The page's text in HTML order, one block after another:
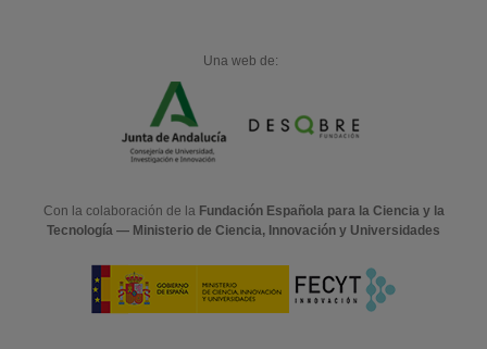
Una web de:
Con la colaboración de la Fundación Española para la Ciencia y la
Tecnología — Ministerio de Ciencia, Innovación y Universidades